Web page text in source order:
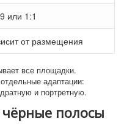
или 1:1
от размещения
все площадки.
адаптации:
и портретную.
полосы